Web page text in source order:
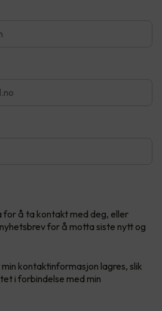
for å ta kontakt med deg, eller
for å motta siste nytt og
kontaktinformasjon lagres, slik
i forbindelse med min